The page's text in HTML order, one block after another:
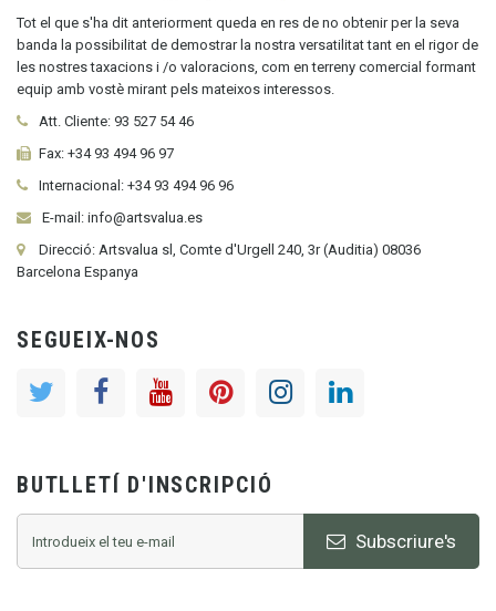
Tot el que s'ha dit anteriorment queda en res de no obtenir per la seva
banda la possibilitat de demostrar la nostra versatilitat tant en el rigor de
les nostres taxacions i /o valoracions, com en terreny comercial formant
equip amb vostè mirant pels mateixos interessos.
Att. Cliente: 93 527 54 46
Fax: +34 93 494 96 97
Internacional: +34 93 494 96 96
E-mail: info@artsvalua.es
Direcció: Artsvalua sl, Comte d'Urgell 240, 3r (Auditia) 08036
Barcelona Espanya
SEGUEIX-NOS
BUTLLETÍ D'INSCRIPCIÓ
Subscriure's